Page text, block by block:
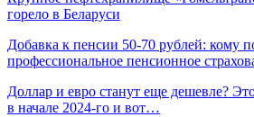
горело в Беларуси
Добавка к пенсии 50-70 рублей: кому
профессиональное пенсионное
Доллар и евро станут еще дешевле?
в начале 2024-го и вот…